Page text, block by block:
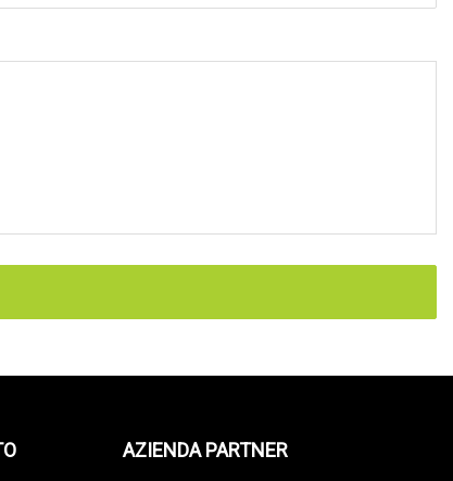
AZIENDA PARTNER